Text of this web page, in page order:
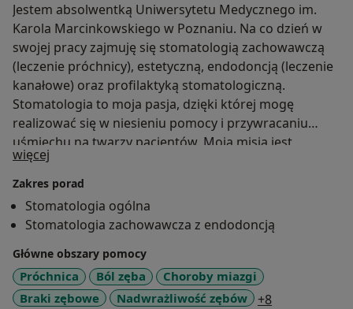
Jestem absolwentką Uniwersytetu Medycznego im.
Karola Marcinkowskiego w Poznaniu. Na co dzień w
swojej pracy zajmuję się stomatologią zachowawczą
(leczenie próchnicy), estetyczną, endodoncją (leczenie
kanałowe) oraz profilaktyką stomatologiczną.
Stomatologia to moja pasja, dzięki której mogę
realizować się w niesieniu pomocy i przywracaniu
uśmiechu na twarzy pacjentów. Moją misją jest
przełamywanie największych lęków, zdobycie zaufania
i przekonanie, że leczenie stomatologiczne może
przebiegać w bezstresowej atmosferze. W trosce o
moich pacjentów dbam o to, aby oswajać z gabinetem
stomatologicznym i kształtować zdrowe nawyki.
Dbając o komfort, gwarantuję indywidulane podejście
do każdego pacjenta, zrozumienie i odnalezienie
odpowiedzi na każde zadane pytanie.
więcej
Zakres porad
Stomatologia ogólna
Stomatologia zachowawcza z endodoncją
Główne obszary pomocy
Próchnica Ból zęba
Choroby miazgi
Braki zębowe
Nadwrażliwość zębów +8